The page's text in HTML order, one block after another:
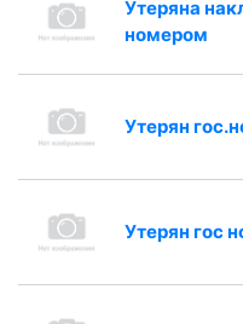
Утеряна
номером
Утерян
Утерян гос